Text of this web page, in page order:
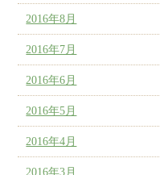
2016年8月
2016年7月
2016年6月
2016年5月
2016年4月
2016年3月